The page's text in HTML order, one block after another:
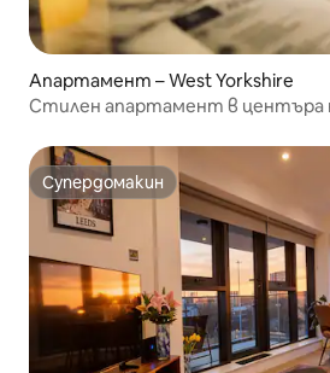
Апартамент – West Yorkshire
Стилен апартамент в центъра
Супердомакин
Супердомакин